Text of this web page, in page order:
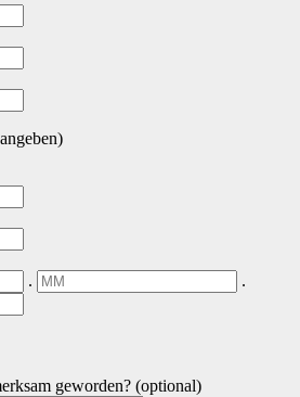
.
.
geworden? (optional)